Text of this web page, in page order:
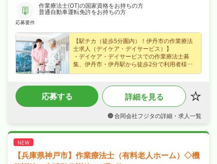
応募要件
作業療法士(OT)の国家資格をお持ちの方
普通自動車運転免許をお持ちの方
【駅チカ（徒歩5分圏内）！伊丹市の作業療法
士求人（デイケア・デイサービス）】
・デイケア・デイサービスでの作業療法士募
集、伊丹市・伊丹駅から徒歩2分で利用者様の
・正社員で月給23〜30万円、賞与あり・昇給あ
りなど好待遇で、あなたの経験を正当に評価し
との両立もしやすい職場です◎
境が魅力です◎
応募する 詳細を見る
合同会社フジタの詳細・求人一覧
【兵庫県神戸市】作業療法士（有料老人ホーム）◇機